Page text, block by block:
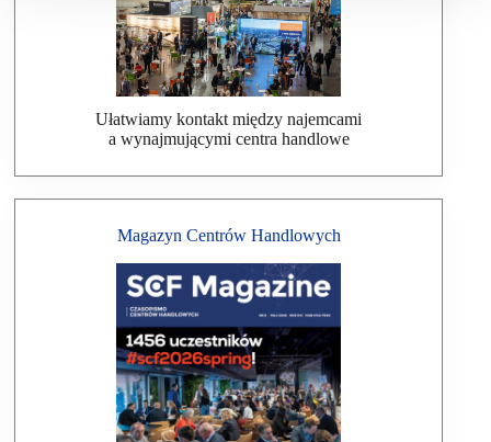
Ułatwiamy kontakt między najemcami
a wynajmującymi centra handlowe
Magazyn Centrów Handlowych